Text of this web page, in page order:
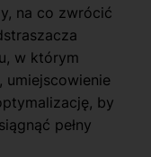
na co zwrócić
w którym
umiejscowienie
by
pełny